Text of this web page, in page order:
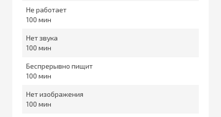
Не работает
100
Нет звука
100
Беспрерывно пищит
100
Нет изображения
100